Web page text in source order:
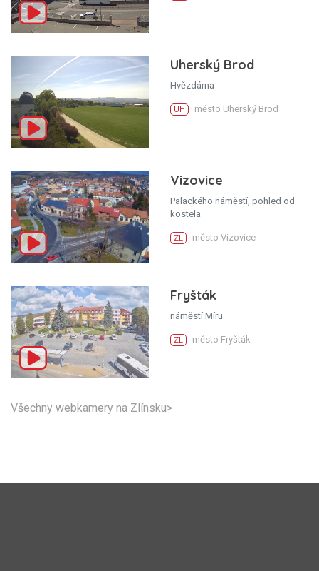
Uherský Brod
Hvězdárna
UH město Uherský Brod
Vizovice
Palackého náměstí, pohled od
kostela
ZL město Vizovice
Fryšták
náměstí Míru
ZL město Fryšták
Všechny webkamery na Zlínsku>